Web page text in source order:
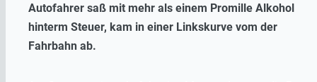
Autofahrer saß mit mehr als einem Promille Alkohol
hinterm Steuer, kam in einer Linkskurve vom der
Fahrbahn ab.